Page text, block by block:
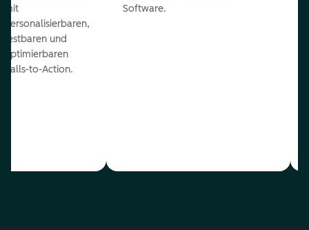
mit
personalisierbaren,
testbaren und
optimierbaren
Calls-to-Action.
Software.